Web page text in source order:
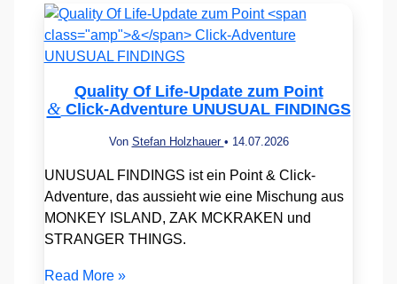
Quality Of Life-Update zum Point
&Click-Adventure UNUSUAL FINDINGS
Von Stefan Holzhauer • 14.07.2026
UNUSUAL FINDINGS ist ein Point & Click-
Adventure, das aussieht wie eine Mischung aus
MONKEY ISLAND, ZAK MCKRAKEN und
STRANGER THINGS.
Read More »